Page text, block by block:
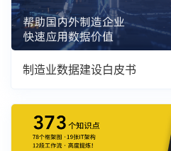
制造业数据建设白皮书